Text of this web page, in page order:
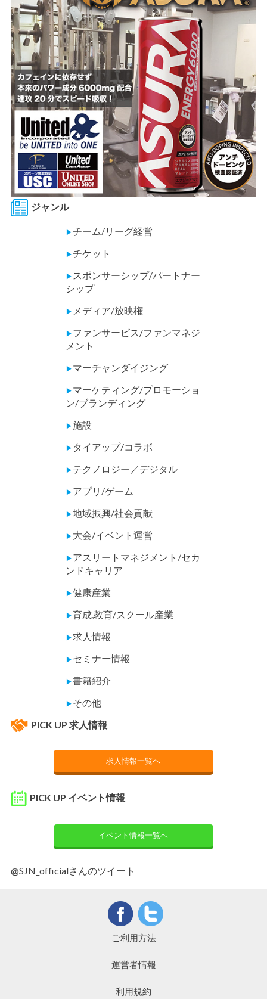
ジャンル
▶チーム/リーグ経営
▶チケット
▶ スポンサーシップ/パートナー
シップ
▶ メディア/放映権
▶ ファンサービス/ファンマネジ
メント
▶ マーチャンダイジング
▶ マーケティング/プロモーショ
ン/ブランディング
▶施設
▶ タイアップ/コラボ
▶ テクノロジー／デジタル
▶ アプリ/ゲーム
▶地域振興/社会貢献
▶ 大会/イベント運営
▶ アスリートマネジメント/セカ
ンドキャリア
▶健康産業
▶育成,教育/スクール産業
▶求人情報
▶ セミナー情報
▶書籍紹介
▶ その他
PICK UP 求人情報
求人情報一覧へ
PICK UP イベント情報
イベント情報一覧へ
@SJN_officialさんのツイート
ご利用方法
運営者情報
利用規約